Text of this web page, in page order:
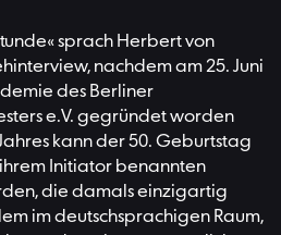
sprach Herbert von
nachdem am 25. Juni
des Berliner
e.V. gegründet worden
kann der 50. Geburtstag
Initiator benannten
die damals einzigartig
im deutschsprachigen Raum,